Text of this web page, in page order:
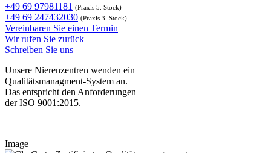
+49 69 97981181 (Praxis 5. Stock)
+49 69 247432030 (Praxis 3. Stock)
Vereinbaren Sie einen Termin
Wir rufen Sie zurück
Schreiben Sie uns
Unsere Nierenzentren wenden ein
Qualitätsmanagment-System an.
Das entspricht den Anforderungen
der ISO 9001:2015.
Image